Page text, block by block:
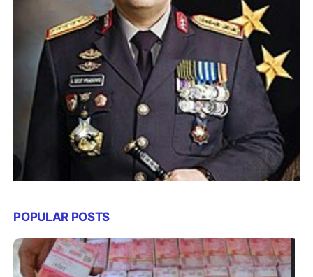
POPULAR POSTS